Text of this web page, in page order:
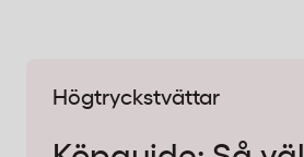
Högtryckstvättar